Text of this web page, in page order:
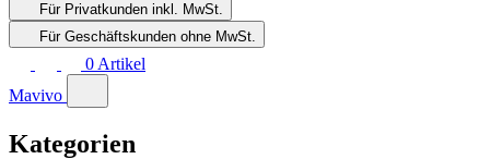
Für Privatkunden inkl. MwSt.
Für Geschäftskunden ohne MwSt.
0 Artikel
Mavivo
Kategorien